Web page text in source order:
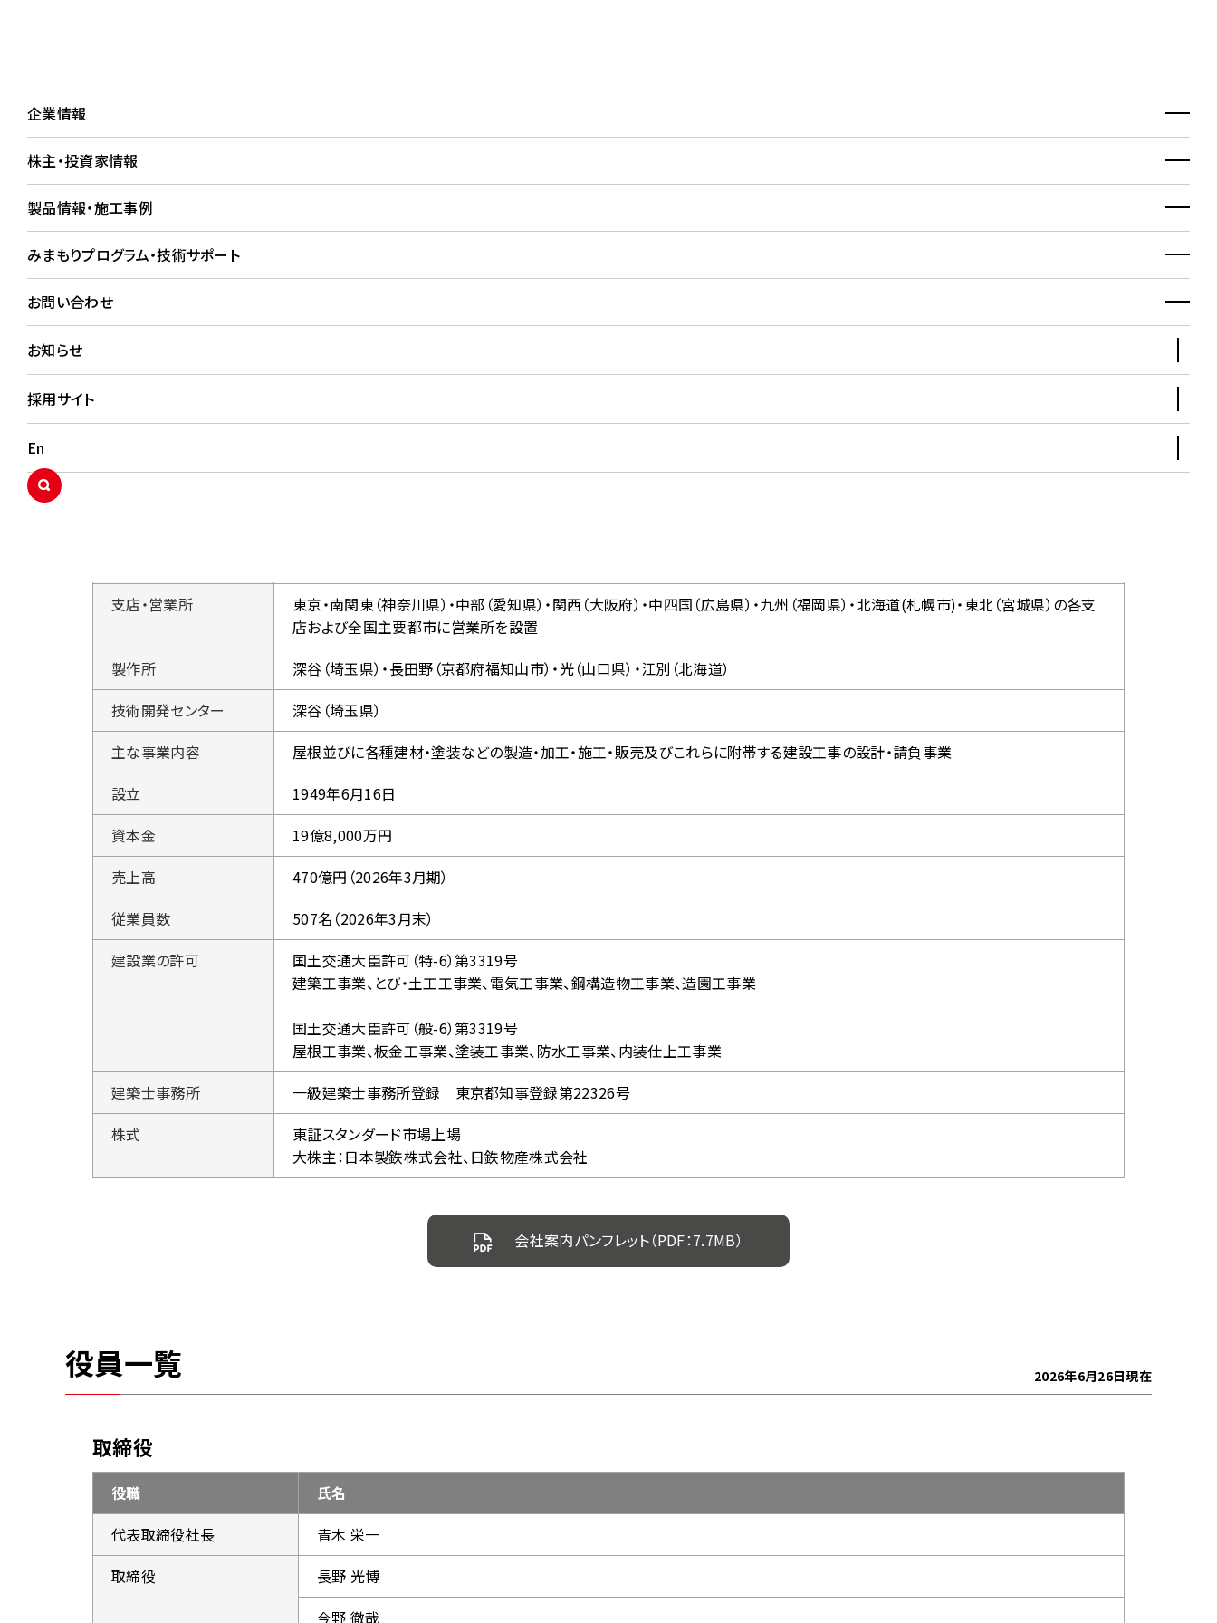
企業情報
株主・投資家情報
製品情報・施工事例
みまもりプログラム・技術サポート
お問い合わせ
お知らせ
採用サイト
En
会社概要
COMPANY PROFILE
HOME
企業情報 会社概要
基本情報
支店・営業所
東京・南関東（神奈川県）・中部（愛知県）・関西（大阪府）・中四国（広島県）・九州（福岡県）・北海道(札幌市)・東北（宮城県）の各支
店および全国主要都市に営業所を設置
製作所
深谷（埼玉県）・長田野（京都府福知山市）・光（山口県）・江別（北海道）
技術開発センター
深谷（埼玉県）
主な事業内容
屋根並びに各種建材・塗装などの製造・加工・施工・販売及びこれらに附帯する建設工事の設計・請負事業
設立
1949年6月16日
資本金
19億8,000万円
売上高
470億円（2026年3月期）
従業員数
507名（2026年3月末）
建設業の許可
国土交通大臣許可（特-6）第3319号
建築工事業、とび・土工工事業、電気工事業、鋼構造物工事業、造園工事業
国土交通大臣許可（般-6）第3319号
屋根工事業、板金工事業、塗装工事業、防水工事業、内装仕上工事業
建築士事務所
一級建築士事務所登録 東京都知事登録第22326号
株式
東証スタンダード市場上場
大株主：日本製鉄株式会社、日鉄物産株式会社
会社案内パンフレット（PDF：7.7MB）
役員一覧 2026年6月26日現在
取締役
役職
氏名
代表取締役社長
青木 栄一
取締役
長野 光博
今野 徹哉